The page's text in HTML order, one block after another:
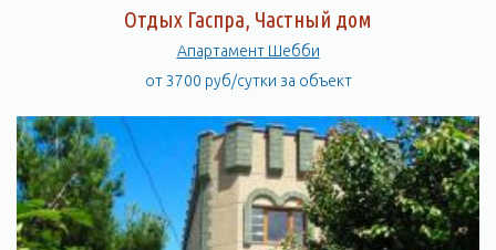
Отдых Гаспра, Частный дом
Апартамент Шебби
от 3700 руб/сутки за объект